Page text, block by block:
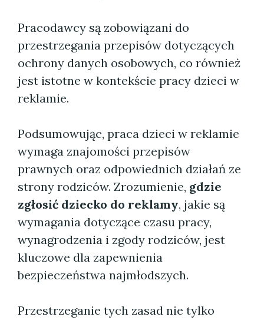
Pracodawcy są zobowiązani do
przestrzegania przepisów dotyczących
ochrony danych osobowych, co również
jest istotne w kontekście pracy dzieci w
reklamie.
Podsumowując, praca dzieci w reklamie
wymaga znajomości przepisów
prawnych oraz odpowiednich działań ze
strony rodziców. Zrozumienie, gdzie
zgłosić dziecko do reklamy, jakie są
wymagania dotyczące czasu pracy,
wynagrodzenia i zgody rodziców, jest
kluczowe dla zapewnienia
bezpieczeństwa najmłodszych.
Przestrzeganie tych zasad nie tylko